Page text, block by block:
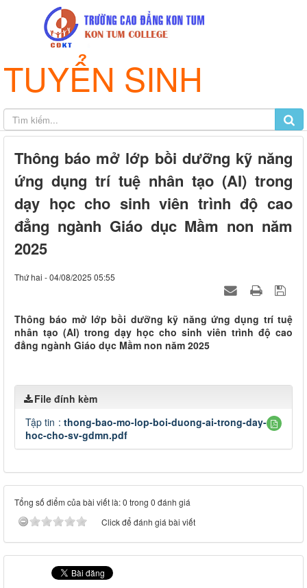
TUYỂN SINH
Thông báo mở lớp bồi dưỡng kỹ năng
ứng dụng trí tuệ nhân tạo (AI) trong
dạy học cho sinh viên trình độ cao
đẳng ngành Giáo dục Mầm non năm
2025
Thứ hai - 04/08/2025 05:55
Thông báo mở lớp bồi dưỡng kỹ năng ứng dụng trí tuệ
nhân tạo (AI) trong dạy học cho sinh viên trình độ cao
đẳng ngành Giáo dục Mầm non năm 2025
File đính kèm
Tập tin : thong-bao-mo-lop-boi-duong-ai-trong-day-
hoc-cho-sv-gdmn.pdf
Tổng số điểm của bài viết là: 0 trong 0 đánh giá
Click để đánh giá bài viết